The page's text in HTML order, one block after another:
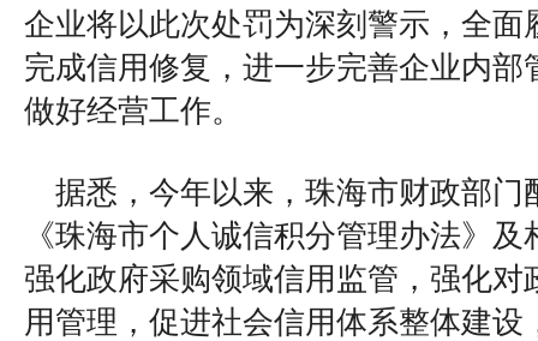
企业将以此次处罚为深刻警示，全面
完成信用修复，进一步完善企业内部
做好经营工作。
据悉，今年以来，珠海市财政部门
《珠海市个人诚信积分管理办法》
强化政府采购领域信用监管，强化对
用管理，促进社会信用体系整体建设